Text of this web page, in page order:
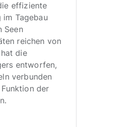
effiziente
im Tagebau
Seen
reichen von
die
entworfen,
verbunden
der